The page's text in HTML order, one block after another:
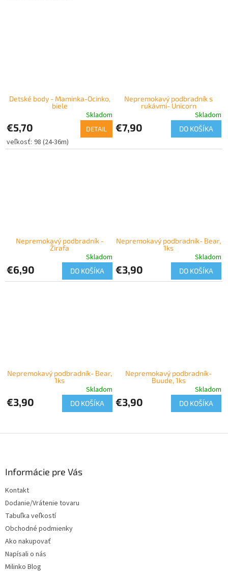
Detské body - Maminka-Ocinko,
biele
Skladom
€5,70 DETAIL
98 (24-36m)
Nepremokavý podbradník s
rukávmi- Unicorn
Skladom
€7,90 DO KOŠÍKA
Nepremokavý podbradník -
Žirafa
Skladom
€6,90 DO KOŠÍKA
Nepremokavý podbradník- Bear,
1ks
Skladom
€3,90 DO KOŠÍKA
Nepremokavý podbradník- Bear,
1ks
Skladom
€3,90 DO KOŠÍKA
Nepremokavý podbradník-
Buude, 1ks
Skladom
€3,90 DO KOŠÍKA
Informácie pre Vás
Kontakt
Dodanie/Vrátenie tovaru
Tabuľka veľkostí
Obchodné podmienky
Ako nakupovať
Napísali o nás
Milinko Blog